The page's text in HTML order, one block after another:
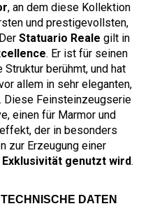
, an dem diese Kollektion
und prestigevollsten,
Statuario Reale gilt in
. Er ist für seinen
berühmt, und hat
allem in sehr eleganten,
Diese Feinsteinzeugserie
einen für Marmor und
der in besonders
zur Erzeugung einer
Exklusivität genutzt wird.
TECHNISCHE DATEN